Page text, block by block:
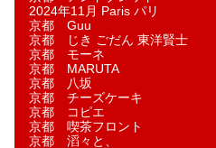
2024年11月 Paris パリ
京都 Guu
京都 じき ごだん 東洋賢士
京都 モーネ
京都 MARUTA
京都 八坂
京都 チーズケーキ
京都 コピエ
京都 喫茶フロント
京都 滔々と、